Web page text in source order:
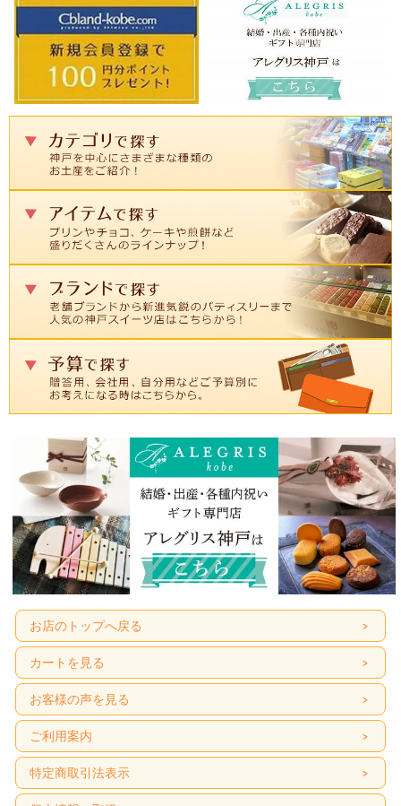
お店のトップへ戻る
カートを見る
お客様の声を見る
ご利用案内
特定商取引法表示